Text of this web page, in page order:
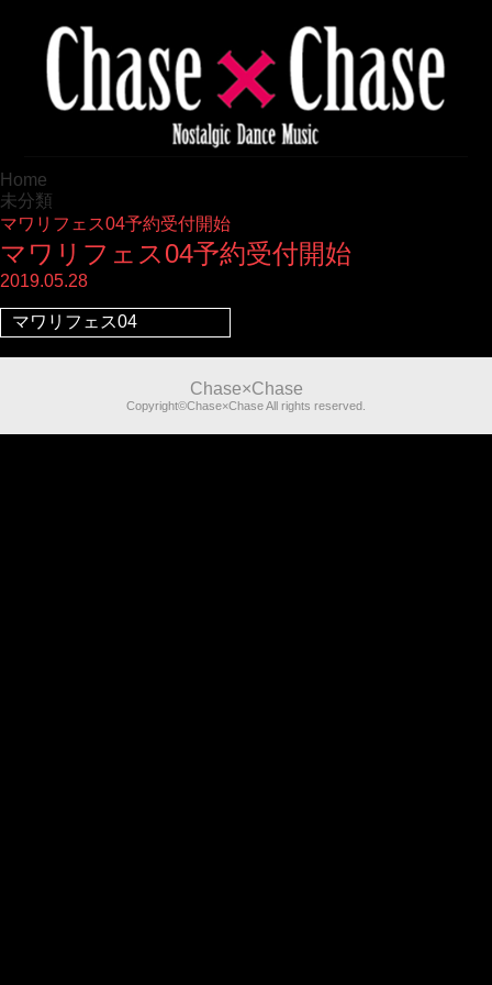
Home
未分類
マワリフェス04予約受付開始
マワリフェス04予約受付開始
2019.05.28
マワリフェス04
Chase×Chase
Copyright©Chase×Chase All rights reserved.